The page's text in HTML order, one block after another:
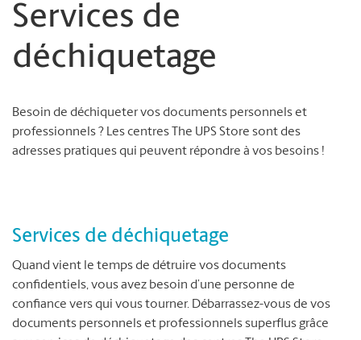
Services de
déchiquetage
Besoin de déchiqueter vos documents personnels et
professionnels ? Les centres The UPS Store sont des
adresses pratiques qui peuvent répondre à vos besoins !
Services de déchiquetage
Quand vient le temps de détruire vos documents
confidentiels, vous avez besoin d’une personne de
confiance vers qui vous tourner. Débarrassez-vous de vos
documents personnels et professionnels superflus grâce